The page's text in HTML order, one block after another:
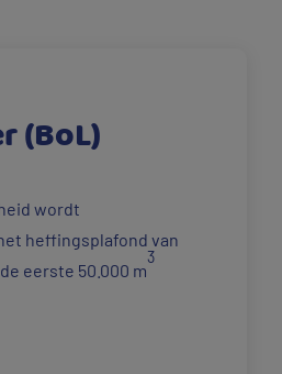
(BoL)
wordt
heffingsplafond van
eerste 50.000 m
3